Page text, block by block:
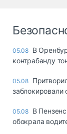
05.08 В
контрабанду
05.08
05.08 В
обокрала